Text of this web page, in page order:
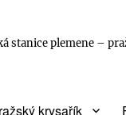
stanice plemene –
krysařík